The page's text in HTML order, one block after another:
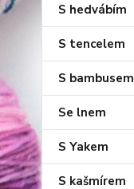
S hedvábím
S tencelem
S bambusem
Se lnem
S Yakem
S kašmírem